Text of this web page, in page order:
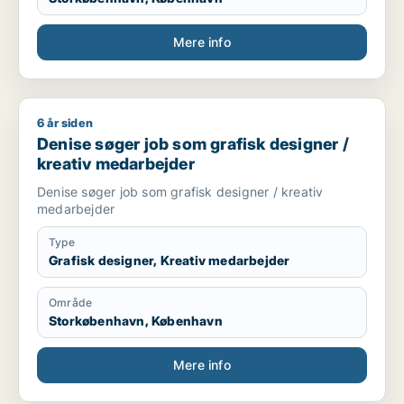
Mere info
Denise søger job som grafisk designer / kreativ medarbejder
6 år siden
Denise søger job som grafisk designer /
kreativ medarbejder
Denise søger job som grafisk designer / kreativ
medarbejder
Type
Grafisk designer, Kreativ medarbejder
Område
Storkøbenhavn, København
Mere info